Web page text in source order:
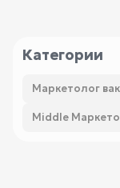
Категории
Маркетолог
Middle